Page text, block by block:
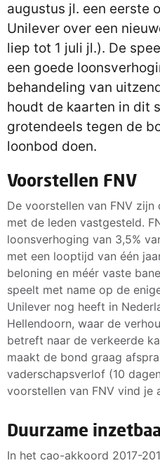
augustus jl. een eerste
Unilever over een
liep tot 1 juli jl.). De
een goede
behandeling van
houdt de kaarten in dit
grotendeels tegen de
loonbod doen.
Voorstellen FNV
De voorstellen van FNV zijn
met de leden vastgesteld.
loonsverhoging van 3,5%
met een looptijd van één
beloning en méér vaste
speelt met name op de
Unilever nog heeft in
Hellendoorn, waar de
betreft naar de verkeerde
maakt de bond graag
vaderschapsverlof (10
voorstellen van FNV vind je
Duurzame
In het cao-akkoord 2017-